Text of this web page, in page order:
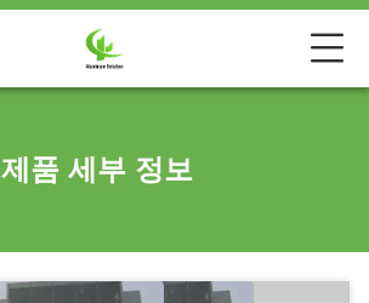
제품 세부 정보